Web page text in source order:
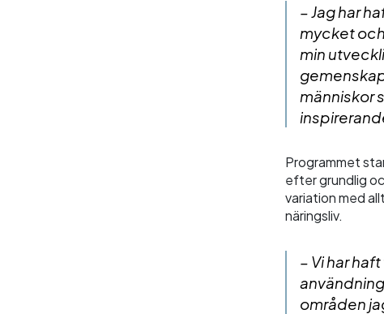
– Jag har
mycket
min
människor
Programmet
efter grundlig
variation med
näringsliv.
– Vi har
områden